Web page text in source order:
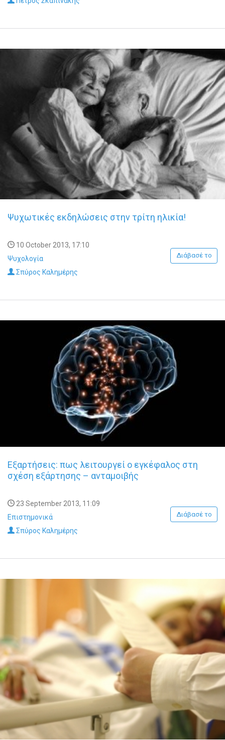
Ψυχωτικές εκδηλώσεις στην τρίτη ηλικία!
10 October 2013, 17:10
Ψυχολογία
Σπύρος Καλημέρης
Διάβασέ το
Εξαρτήσεις: πως λειτουργεί ο εγκέφαλος στη
σχέση εξάρτησης – ανταμοιβής
23 September 2013, 11:09
Επιστημονικά
Σπύρος Καλημέρης
Διάβασέ το